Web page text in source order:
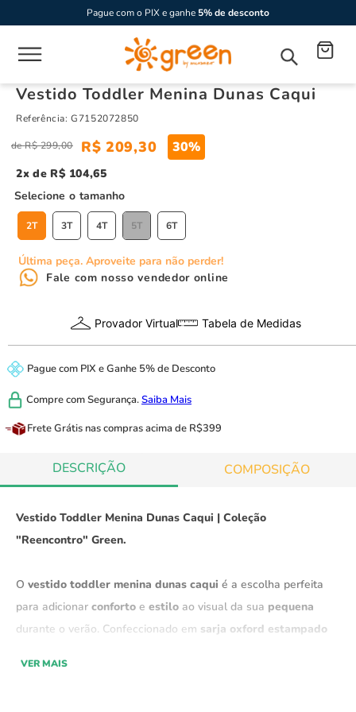
Pague com o PIX e ganhe 5% de desconto
Vestido Toddler Menina Dunas Caqui
Referência:G7152072850
R$ 299,00 R$ 209,30 30%
2 R$ 104,65
tamanho
2T 3T 4T 5T 6T
Última peça. Aproveite para não perder!
Fale com nosso vendedor online
Provador Virtual Tabela de Medidas
Pague com PIX eGanhe 5% de Desconto
Compre comSegurança.Saiba Mais
Frete Grátis nas compras acima de R$399
DESCRIÇÃO COMPOSIÇÃO
Vestido Toddler Menina Dunas Caqui | Coleção
"Reencontro" Green.
O vestido toddler menina dunas caqui é a escolha perfeita
para adicionar conforto e estilo ao visual da sua pequena
durante o verão. Confeccionado em sarja oxford estampado
VER MAIS